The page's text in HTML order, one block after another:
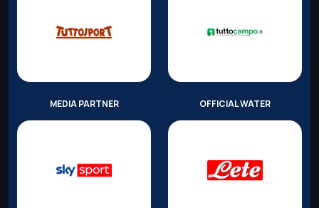
MEDIA PARTNER OFFICIAL WATER